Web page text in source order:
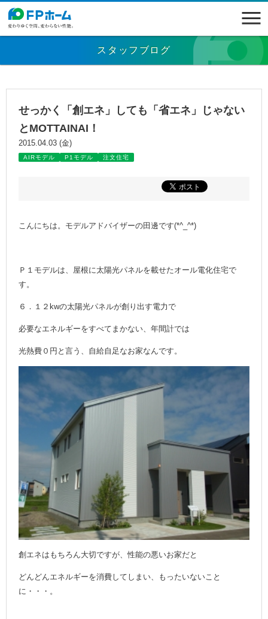
スタッフブログ
せっかく「創エネ」しても「省エネ」じゃない
とMOTTAINAI！
2015.04.03 (金)
AIRモデル P1モデル 注文住宅
こんにちは。モデルアドバイザーの田邊です(*^_^*)
Ｐ１モデルは、屋根に太陽光パネルを載せたオール電化住宅で
す。
６．１２kwの太陽光パネルが創り出す電力で
必要なエネルギーをすべてまかない、年間計では
光熱費０円と言う、自給自足なお家なんです。
創エネはもちろん大切ですが、性能の悪いお家だと
どんどんエネルギーを消費してしまい、もったいないこと
に・・・。